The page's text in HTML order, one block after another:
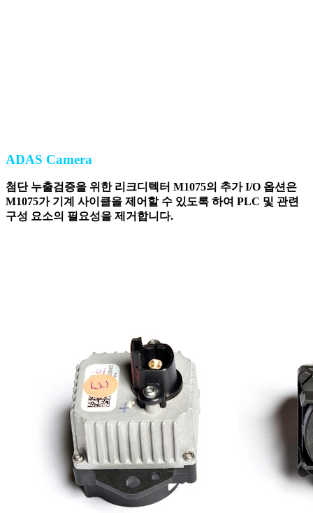
ADAS Camera
첨단 누출검증을 위한 리크디텍터 M1075의 추가 I/O 옵션은
M1075가 기계 사이클을 제어할 수 있도록 하여 PLC 및 관련
구성 요소의 필요성을 제거합니다.